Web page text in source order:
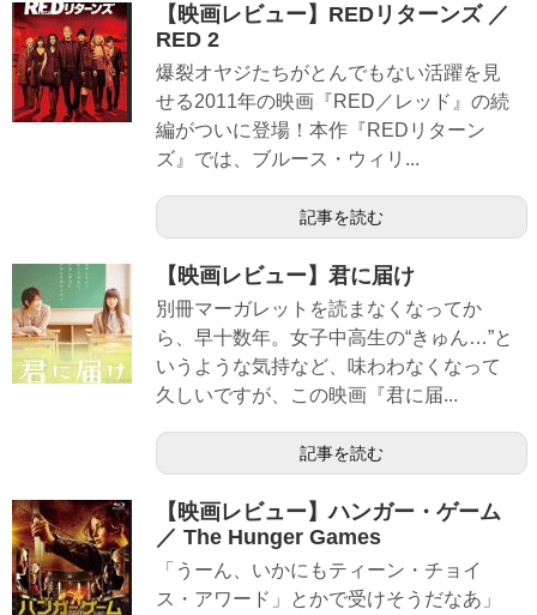
【映画レビュー】REDリターンズ ／
RED 2
爆裂オヤジたちがとんでもない活躍を見
せる2011年の映画『RED／レッド』の続
編がついに登場！本作『REDリターン
ズ』では、ブルース・ウィリ...
記事を読む
【映画レビュー】君に届け
別冊マーガレットを読まなくなってか
ら、早十数年。女子中高生の“きゅん…”と
いうような気持など、味わわなくなって
久しいですが、この映画『君に届...
記事を読む
【映画レビュー】ハンガー・ゲーム
／ The Hunger Games
「うーん、いかにもティーン・チョイ
ス・アワード」とかで受けそうだなあ」